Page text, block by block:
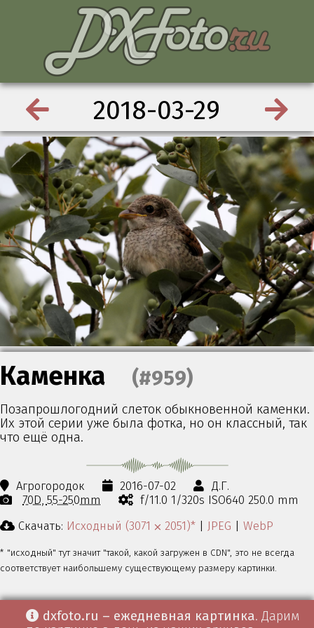
2018-03-29
Каменка (#959)
Позапрошлогодний слеток обыкновенной каменки.
Их этой серии уже была фотка, но он классный, так
что ещё одна.
Агрогородок 2016-07-02
Д.Г.
70D 55-250mm
f/11.0 1/320s ISO640 250.0 mm
Скачать: Исходный (3071 ⨉ 2051)* JPEG WebP
* "исходный" тут значит "такой, какой загружен в CDN", это не всегда
соответствует наибольшему существующему размеру картинки.
dxfoto.ru – ежедневная картинка. Дарим